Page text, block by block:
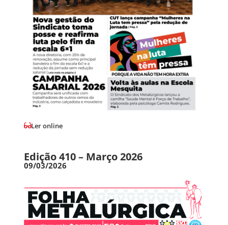
Ler online
Edição 410 – Março 2026
09/03/2026